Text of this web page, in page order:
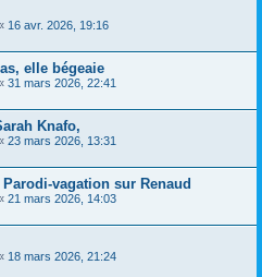
16 avr. 2026, 19:16
elle bégeaie
31 mars 2026, 22:41
Knafo,
23 mars 2026, 13:31
vagation sur Renaud
21 mars 2026, 14:03
18 mars 2026, 21:24